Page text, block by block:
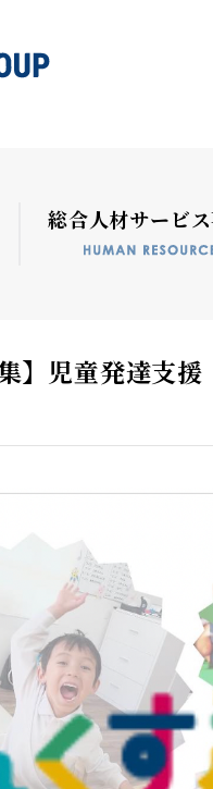
総合人材サービ
】児童発達支